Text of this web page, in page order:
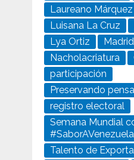
Laureano Márquez
Luisana La Cruz
Lya Ortiz
Madrid
Nacholacriatura
participación
Preservando
registro electoral
Semana Mundial
#SaborAVenezuela
Talento de